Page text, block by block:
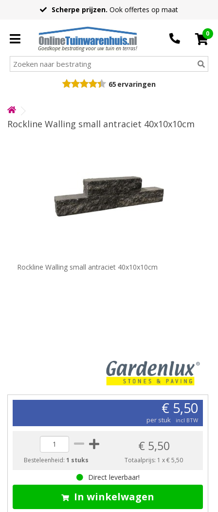
Scherpe prijzen. Ook offertes op maat
Goedkope bestrating voor uw tuin en terras!
0
65 ervaringen
Rockline Walling small antraciet 40x10x10cm
Rockline Walling small antraciet 40x10x10cm
€ 5,50
per stuk incl BTW
Besteleenheid:1 stuks
€ 5,50
Totaalprijs: 1 x€ 5,50
Direct leverbaar!
In winkelwagen